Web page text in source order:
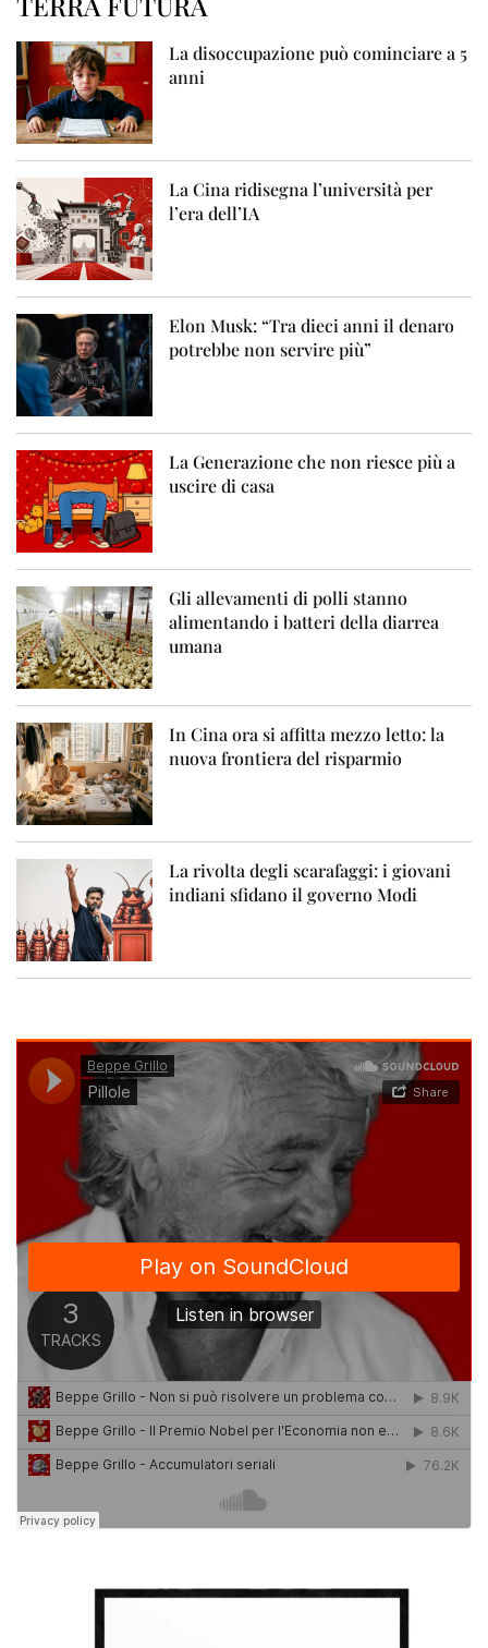
La disoccupazione può cominciare a 5
anni
La Cina ridisegna l’università per
l’era dell’IA
Elon Musk: “Tra dieci anni il denaro
potrebbe non servire più”
La Generazione che non riesce più a
uscire di casa
Gli allevamenti di polli stanno
alimentando i batteri della diarrea
umana
In Cina ora si affitta mezzo letto: la
nuova frontiera del risparmio
La rivolta degli scarafaggi: i giovani
indiani sfidano il governo Modi